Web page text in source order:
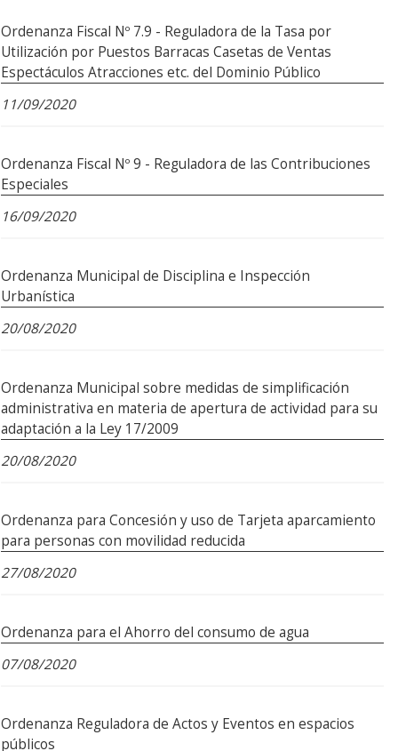
Ordenanza Fiscal Nº 7.9 - Reguladora de la Tasa por
Utilización por Puestos Barracas Casetas de Ventas
Espectáculos Atracciones etc. del Dominio Público
11/09/2020
Ordenanza Fiscal Nº 9 - Reguladora de las Contribuciones
Especiales
16/09/2020
Ordenanza Municipal de Disciplina e Inspección
Urbanística
20/08/2020
Ordenanza Municipal sobre medidas de simplificación
administrativa en materia de apertura de actividad para su
adaptación a la Ley 17/2009
20/08/2020
Ordenanza para Concesión y uso de Tarjeta aparcamiento
para personas con movilidad reducida
27/08/2020
Ordenanza para el Ahorro del consumo de agua
07/08/2020
Ordenanza Reguladora de Actos y Eventos en espacios
públicos